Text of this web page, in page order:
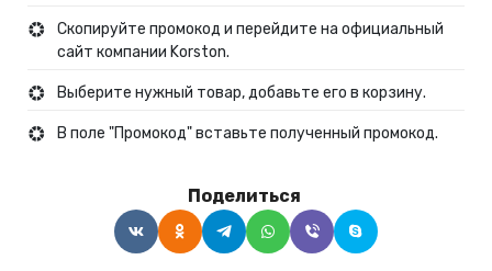
Скопируйте промокод и перейдите на официальный
сайт компании Korston.
Выберите нужный товар, добавьте его в корзину.
В поле "Промокод" вставьте полученный промокод.
Поделиться